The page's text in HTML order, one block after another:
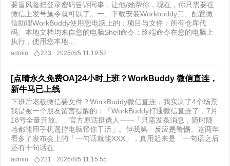
要冒风险把登录密码告诉同事，让他/她帮你，现在，你只需要在
微信上发号施令就可以了。一、下载安装Workbuddy二、配置微
信助理WorkBuddy使用您电脑上的：项目与文件：所有仓库代
码、本地文档均来自您的电脑Shell命令：终端命令在您的电脑上
执行，使用您本地...
admin 233 2026/8/5 11:19:52
[点晴永久免费OA]24小时上班？WorkBuddy 微信直连，
新牛马已上线
下班后老板微信要文件？WorkBuddy微信直连，我实测了4个场景
我是被一个朋友留言提醒的：「WorkBuddy打通微信直连了，7月
18号全量开放。」官方原话挺诱人——「只需发条消息，随时随
地都能用手机遥控电脑帮你干活」。但我第一反应是警惕。这两年
看多了发布会上的「一句话就能XXX」，真用起来是「一句话之后
还有十句话在...
admin 221 2026/8/5 11:15:55